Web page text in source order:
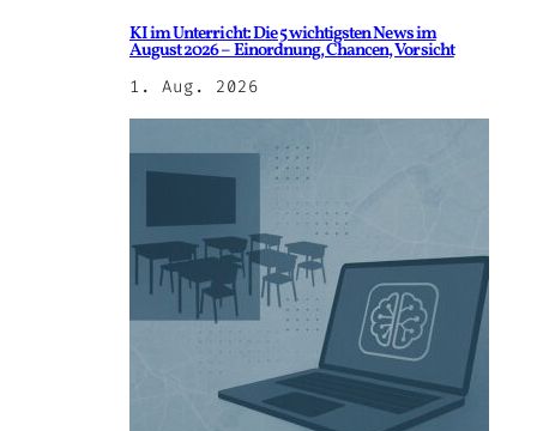
KI im Unterricht: Die 5 wichtigsten News im
August 2026 – Einordnung, Chancen, Vorsicht
1. Aug. 2026